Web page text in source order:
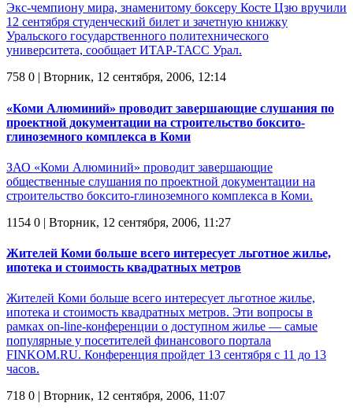
Экс-чемпиону мира, знаменитому боксеру Косте Цзю вручили
12 сентября студенческий билет и зачетную книжку
Уральского государственного политехнического
университета, сообщает ИТАР-ТАСС Урал.
758 0 | Вторник, 12 сентября, 2006, 12:14
«Коми Алюминий» проводит завершающие слушания по
проектной документации на строительство боксито-
глиноземного комплекса в Коми
ЗАО «Коми Алюминий» проводит завершающие
общественные слушания по проектной документации на
строительство боксито-глиноземного комплекса в Коми.
1154 0 | Вторник, 12 сентября, 2006, 11:27
Жителей Коми больше всего интересует льготное жилье,
ипотека и стоимость квадратных метров
Жителей Коми больше всего интересует льготное жилье,
ипотека и стоимость квадратных метров. Эти вопросы в
рамках on-line-конференции о доступном жилье — самые
популярные у посетителей финансового портала
FINKOM.RU. Конференция пройдет 13 сентября с 11 до 13
часов.
718 0 | Вторник, 12 сентября, 2006, 11:07